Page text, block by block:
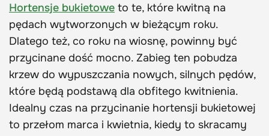
Hortensje bukietowe to te, które kwitną na
pędach wytworzonych w bieżącym roku.
Dlatego też, co roku na wiosnę, powinny być
przycinane dość mocno. Zabieg ten pobudza
krzew do wypuszczania nowych, silnych pędów,
które będą podstawą dla obfitego kwitnienia.
Idealny czas na przycinanie hortensji bukietowej
to przełom marca i kwietnia, kiedy to skracamy